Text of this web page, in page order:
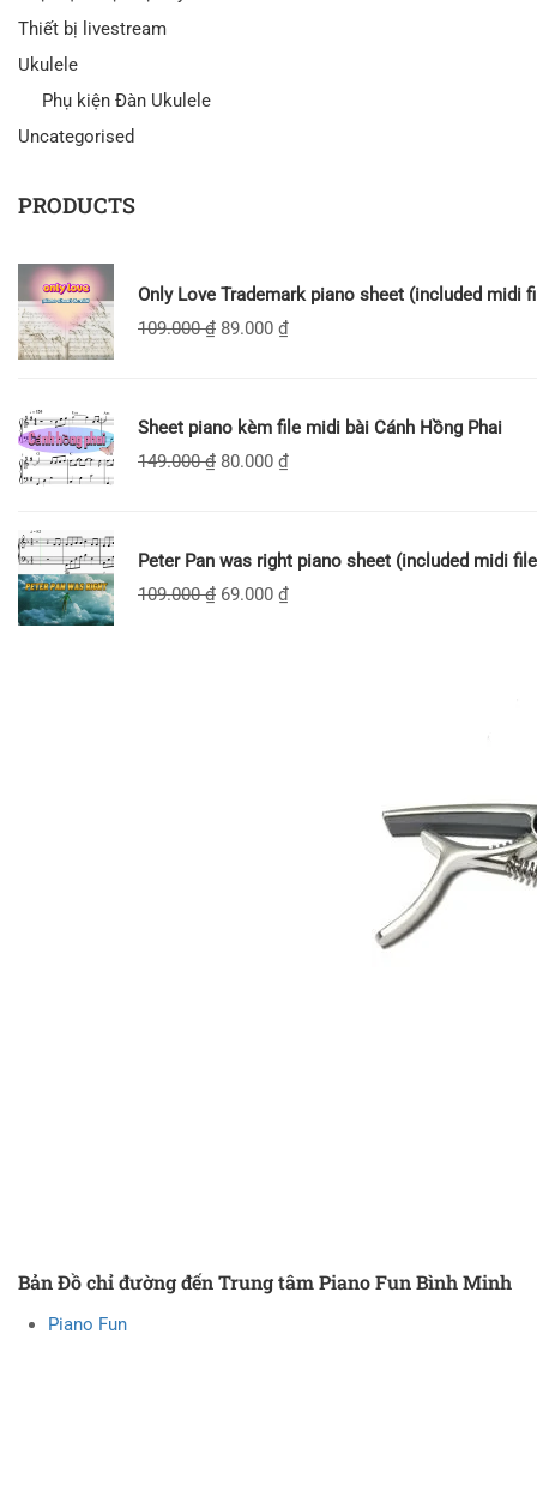
Thiết bị livestream
Ukulele
Phụ kiện Đàn Ukulele
Uncategorised
PRODUCTS
Only Love Trademark piano sheet (included midi
109.000₫ 89.000 ₫
Sheet piano kèm file midi bài Cánh Hồng Phai
149.000₫ 80.000 ₫
Peter Pan was right piano sheet (included midi
109.000₫ 69.000 ₫
Bản Đồ chỉ đường đến Trung tâm Piano Fun Bình Minh
Piano Fun